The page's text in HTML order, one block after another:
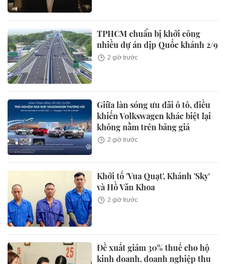
TPHCM chuẩn bị khởi công
nhiều dự án dịp Quốc khánh 2/9
2 giờ trước
Giữa làn sóng ưu đãi ô tô, điều
khiến Volkswagen khác biệt lại
không nằm trên bảng giá
2 giờ trước
Khởi tố 'Vua Quạt', Khánh 'Sky'
và Hồ Văn Khoa
2 giờ trước
Đề xuất giảm 30% thuế cho hộ
kinh doanh, doanh nghiệp thu